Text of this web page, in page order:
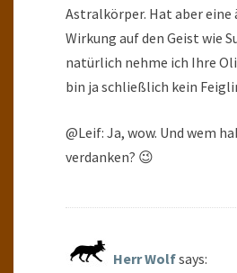
Astralkörper. Hat aber eine
Wirkung auf den Geist wie
natürlich nehme ich Ihre
bin ja schließlich kein
@Leif: Ja, wow. Und wem
verdanken? 😉
Herr Wolfsays: